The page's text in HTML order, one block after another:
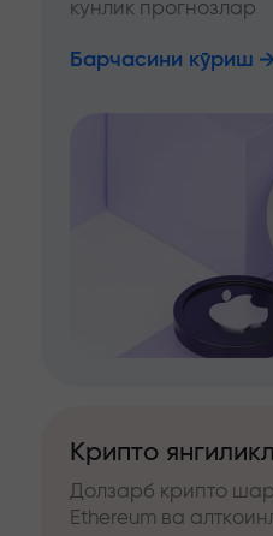
кунлик прогнозлар
Барчасини кўриш
Крипто
Долзарб крипто
Ethereum ва